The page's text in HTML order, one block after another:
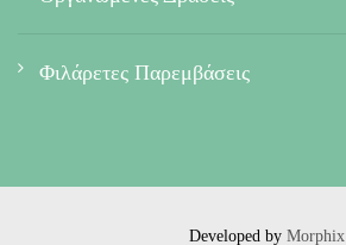
Φιλάρετες Παρεμβάσεις
Developed by Morphix